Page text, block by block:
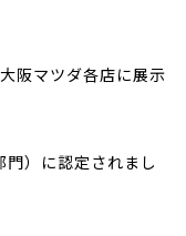
阪マツダ各店に展示
）に認定されまし